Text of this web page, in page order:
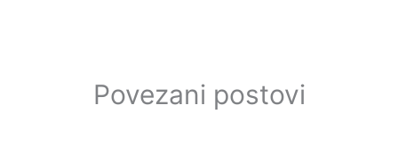
Povezani postovi